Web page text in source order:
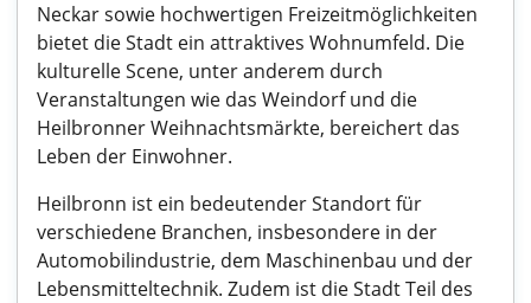
Neckar sowie hochwertigen Freizeitmöglichkeiten
bietet die Stadt ein attraktives Wohnumfeld. Die
kulturelle Scene, unter anderem durch
Veranstaltungen wie das Weindorf und die
Heilbronner Weihnachtsmärkte, bereichert das
Leben der Einwohner.
Heilbronn ist ein bedeutender Standort für
verschiedene Branchen, insbesondere in der
Automobilindustrie, dem Maschinenbau und der
Lebensmitteltechnik. Zudem ist die Stadt Teil des